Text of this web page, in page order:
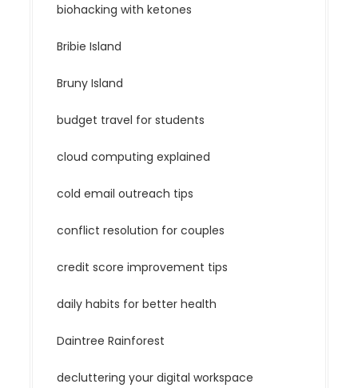
biohacking with ketones
Bribie Island
Bruny Island
budget travel for students
cloud computing explained
cold email outreach tips
conflict resolution for couples
credit score improvement tips
daily habits for better health
Daintree Rainforest
decluttering your digital workspace